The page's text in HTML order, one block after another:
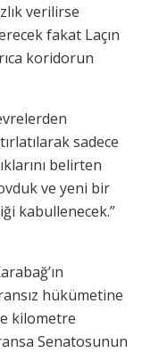
verilirse
fakat Laçın
koridorun
sadece
belirten
ve yeni bir
kabullenecek.”
hükümetine
kilometre
Senatosunun